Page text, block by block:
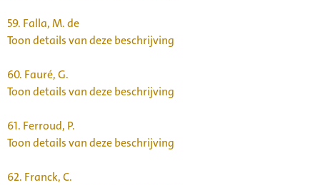
59. Falla, M. de
Toon details van deze beschrijving
60. Fauré, G.
Toon details van deze beschrijving
61. Ferroud, P.
Toon details van deze beschrijving
62. Franck, C.